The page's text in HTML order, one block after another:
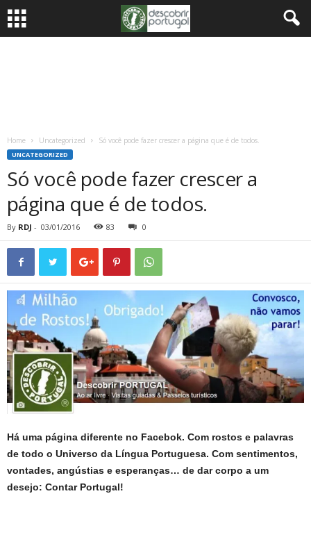
Home Uncategorized Só você pode fazer crescer a página que é de todos.
UNCATEGORIZED
Só você pode fazer crescer a
página que é de todos.
By RDJ - 03/01/2016 83 0
Há uma página diferente no Facebok. Com rostos e palavras
de todo o Universo da Língua Portuguesa. Com sentimentos,
vontades, angústias e esperanças… de dar corpo a um
desejo: Contar Portugal!